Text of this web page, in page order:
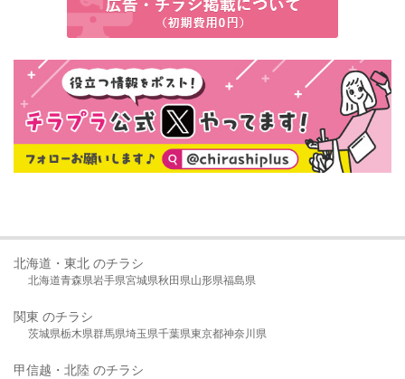
北海道・東北 のチラシ
北海道青森県岩手県宮城県秋田県山形県福島県
関東 のチラシ
茨城県栃木県群馬県埼玉県千葉県東京都神奈川県
甲信越・北陸 のチラシ